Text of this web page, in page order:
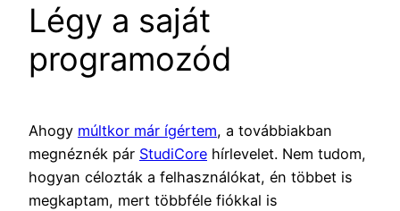
Légy a saját
programozód
Ahogy múltkor már ígértem, a továbbiakban
megnéznék pár StudiCore hírlevelet. Nem tudom,
hogyan célozták a felhasználókat, én többet is
megkaptam, mert többféle fiókkal is